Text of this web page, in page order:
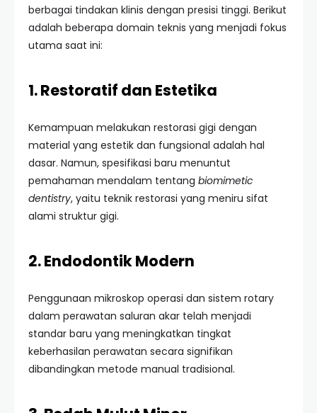
berbagai tindakan klinis dengan presisi tinggi. Berikut
adalah beberapa domain teknis yang menjadi fokus
utama saat ini:
1. Restoratif dan Estetika
Kemampuan melakukan restorasi gigi dengan
material yang estetik dan fungsional adalah hal
dasar. Namun, spesifikasi baru menuntut
pemahaman mendalam tentang biomimetic
dentistry, yaitu teknik restorasi yang meniru sifat
alami struktur gigi.
2. Endodontik Modern
Penggunaan mikroskop operasi dan sistem rotary
dalam perawatan saluran akar telah menjadi
standar baru yang meningkatkan tingkat
keberhasilan perawatan secara signifikan
dibandingkan metode manual tradisional.